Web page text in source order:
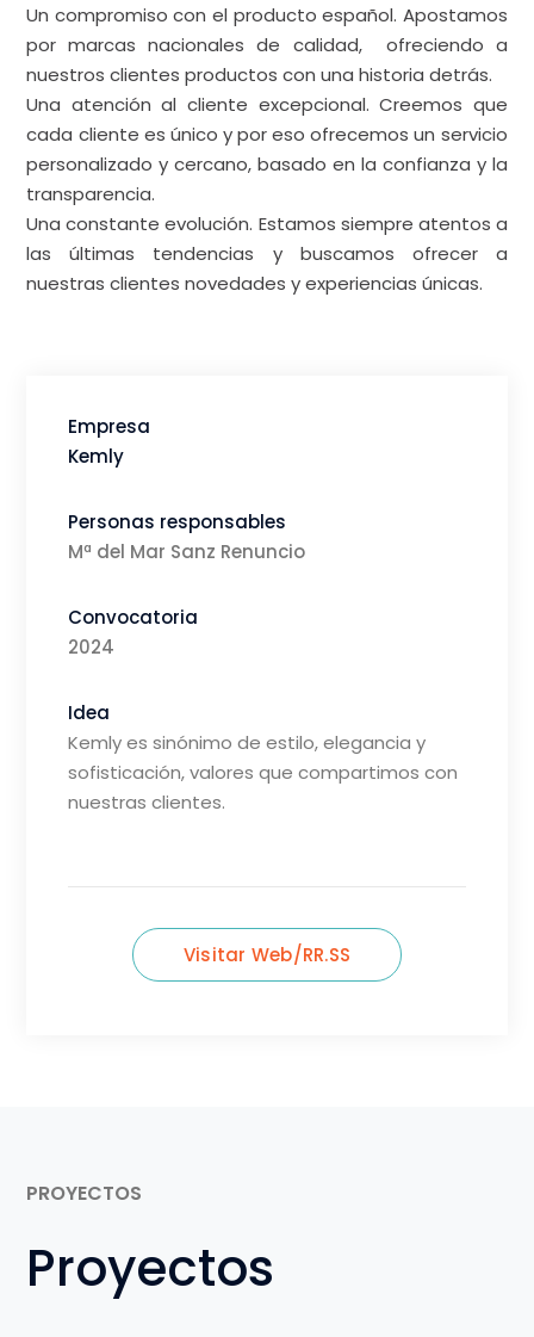
Un compromiso con el producto español. Apostamos
por marcas nacionales de calidad, ofreciendo a
nuestros clientes productos con una historia detrás.
Una atención al cliente excepcional. Creemos que
cada cliente es único y por eso ofrecemos un servicio
personalizado y cercano, basado en la confianza y la
transparencia.
Una constante evolución. Estamos siempre atentos a
las últimas tendencias y buscamos ofrecer a
nuestras clientes novedades y experiencias únicas.
Empresa
Kemly
Personas responsables
Mª del Mar Sanz Renuncio
Convocatoria
2024
Idea
Kemly es sinónimo de estilo, elegancia y
sofisticación, valores que compartimos con
nuestras clientes.
Visitar Web/RR.SS
PROYECTOS
Proyectos